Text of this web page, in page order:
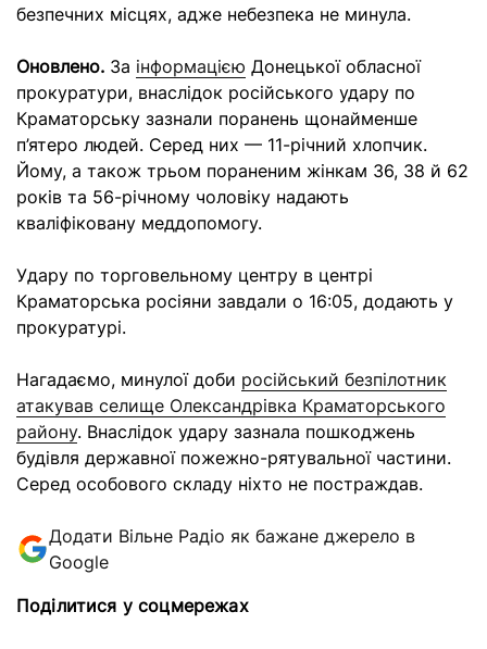
безпечних місцях, адже небезпека не минула.
Оновлено. За інформацією Донецької обласної
прокуратури, внаслідок російського удару по
Краматорську зазнали поранень щонайменше
п’ятеро людей. Серед них — 11-річний хлопчик.
Йому, а також трьом пораненим жінкам 36, 38 й 62
років та 56-річному чоловіку надають
кваліфіковану меддопомогу.
Удару по торговельному центру в центрі
Краматорська росіяни завдали о 16:05, додають у
прокуратурі.
Нагадаємо, минулої доби російський безпілотник
атакував селище Олександрівка Краматорського
району. Внаслідок удару зазнала пошкоджень
будівля державної пожежно-рятувальної частини.
Серед особового складу ніхто не постраждав.
Додати Вільне Радіо як бажане джерело в
Google
Поділитися у соцмережах